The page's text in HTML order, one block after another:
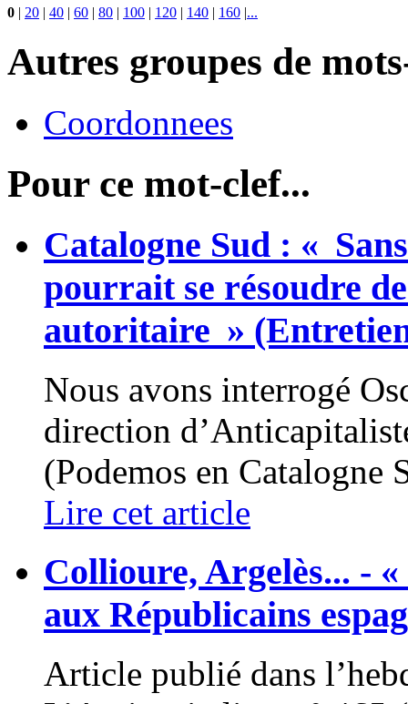
0 | 20 | 40 | 60 | 80 | 100 | 120 | 140 | 160 |...
Autres groupes de
Coordonnees
Pour ce mot-clef...
Catalogne Sud : «
pourrait se résoudre
autoritaire »
Nous avons interrogé
direction
(Podemos en Catalogne
Lire cet article
Collioure, Argelès... -
aux Républicains
Article publié dans